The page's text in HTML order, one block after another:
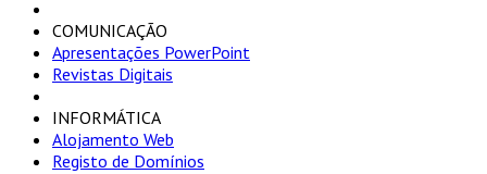
COMUNICAÇÃO
Apresentações PowerPoint
Revistas Digitais
INFORMÁTICA
Alojamento Web
Registo de Domínios